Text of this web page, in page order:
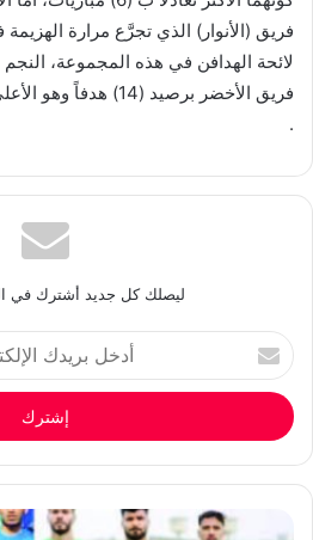
لائحة الهدافن في هذه المجموعة، النجم
فريق الأخضر برصيد
.
ليصلك كل جديد أشترك في
أدخل
بريدك
الإلكتروني